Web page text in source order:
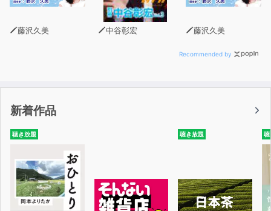
藤沢久美 中谷彰宏 藤沢久美
Recommended by
新着作品
聴き放題 聴き放題 聴